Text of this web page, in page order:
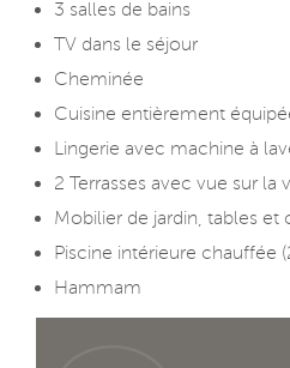
3 salles de bains
TV dans le séjour
Cheminée
Cuisine entièrement
Lingerie avec machine à
2 Terrasses avec vue sur la
Mobilier de jardin, tables et
Piscine intérieure chauffée
Hammam